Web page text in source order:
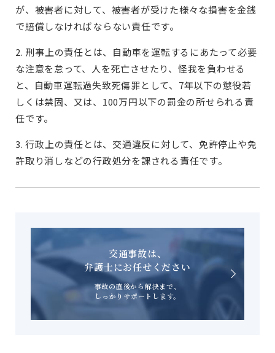
が、被害者に対して、被害者が受けた様々な損害を金銭
で賠償しなければならない責任です。
2. 刑事上の責任とは、自動車を運転するにあたって必要
な注意を怠って、人を死亡させたり、怪我を負わせる
と、自動車運転過失致死傷罪として、7年以下の懲役若
しくは禁固、又は、100万円以下の罰金の所せられる責
任です。
3. 行政上の責任とは、交通違反に対して、免許停止や免
許取り消しなどの行政処分を課される責任です。
交通事故は、
弁護士にお任せください
事故の直後から解決まで、
しっかりサポートします。